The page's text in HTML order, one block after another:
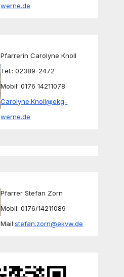
werne.de
Pfarrerin Carolyne Knoll
Tel.: 02389-2472
Mobil: 0176 14211078
Carolyne.Knoll@ekg-
werne.de
Pfarrer Stefan Zorn
Mobil: 0176/14211089
Mail:stefan.zorn@ekvw.de